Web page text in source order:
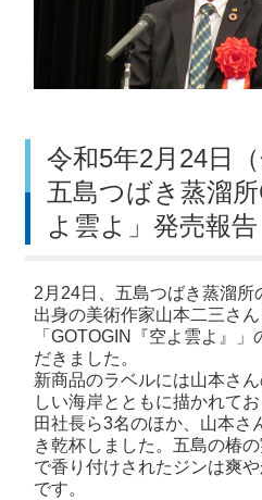
令和5年2月24日（
五島つばき蒸溜
よ雲よ」発売報告
2月24日、五島つばき蒸溜所
出身の美術作家山本二三さ
「GOTOGIN『空よ雲よ』
だきました。
新商品のラベルには山本さ
しい海岸とともに描かれて
田社長ら3名のほか、山本さ
き乾杯しました。五島の椿
で香り付けされたジンは爽
です。